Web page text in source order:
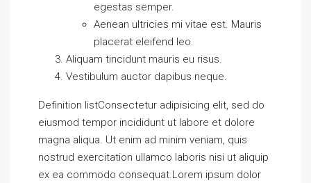
egestas semper.
Aenean ultricies mi vitae est. Mauris
placerat eleifend leo.
Aliquam tincidunt mauris eu risus.
Vestibulum auctor dapibus neque.
Definition listConsectetur adipisicing elit, sed do
eiusmod tempor incididunt ut labore et dolore
magna aliqua. Ut enim ad minim veniam, quis
nostrud exercitation ullamco laboris nisi ut aliquip
ex ea commodo consequat.Lorem ipsum dolor